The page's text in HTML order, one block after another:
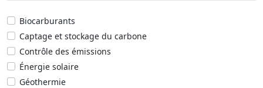
Biocarburants
Captage et stockage du carbone
Contrôle des émissions
Énergie solaire
Géothermie